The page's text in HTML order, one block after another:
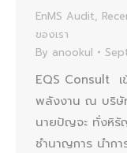
EnMS Audit,
ของเรา
By anookul
EQS Consult เ
พลังงาน ณ บริษั
นายปัญจะ ทั่งหิรั
ชำนาญการ นำกา